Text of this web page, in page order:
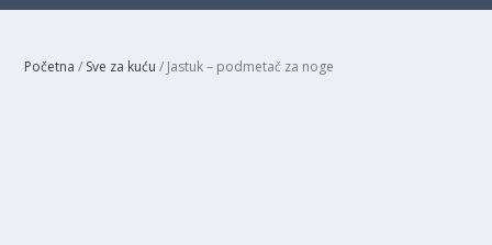
Početna / Sve za kuću / Jastuk – podmetač za noge